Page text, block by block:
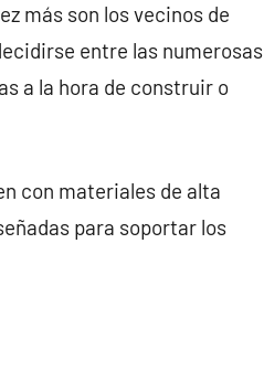
más son los vecinos de
entre las numerosas
a la hora de construir o
con materiales de alta
para soportar los